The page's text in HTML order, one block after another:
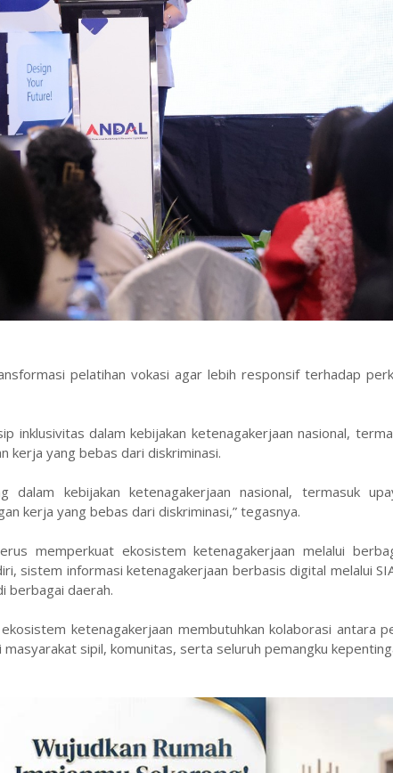
pelatihan vokasi agar lebih responsif terhadap
inklusivitas dalam kebijakan ketenagakerjaan nasional,
kerja yang bebas dari diskriminasi.
dalam kebijakan ketenagakerjaan nasional, termasuk
kerja yang bebas dari diskriminasi,” tegasnya.
memperkuat ekosistem ketenagakerjaan melalui
sistem informasi ketenagakerjaan berbasis digital melalui
berbagai daerah.
ketenagakerjaan membutuhkan kolaborasi antara
sipil, komunitas, serta seluruh pemangku